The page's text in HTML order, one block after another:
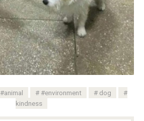
#animal #environment
dog
kindness